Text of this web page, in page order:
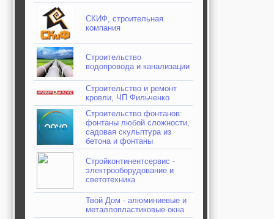
СКИФ, строительная
компания
Строительство
водопровода и канализации
Строительство и ремонт
кровли, ЧП Фильченко
Строительство фонтанов:
фонтаны любой сложности,
садовая скульптура из
бетона и фонтаны
Стройконтинентсервис -
электрооборудование и
светотехника
Твой Дом - алюминиевые и
металлопластиковые окна